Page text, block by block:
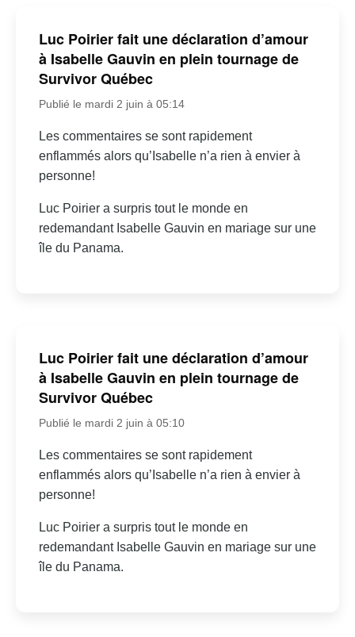
Luc Poirier fait une déclaration d’amour
à Isabelle Gauvin en plein tournage de
Survivor Québec
Publié le mardi 2 juin à 05:14
Les commentaires se sont rapidement
enflammés alors qu’Isabelle n’a rien à envier à
personne!
Luc Poirier a surpris tout le monde en
redemandant Isabelle Gauvin en mariage sur une
île du Panama.
Luc Poirier fait une déclaration d’amour
à Isabelle Gauvin en plein tournage de
Survivor Québec
Publié le mardi 2 juin à 05:10
Les commentaires se sont rapidement
enflammés alors qu’Isabelle n’a rien à envier à
personne!
Luc Poirier a surpris tout le monde en
redemandant Isabelle Gauvin en mariage sur une
île du Panama.